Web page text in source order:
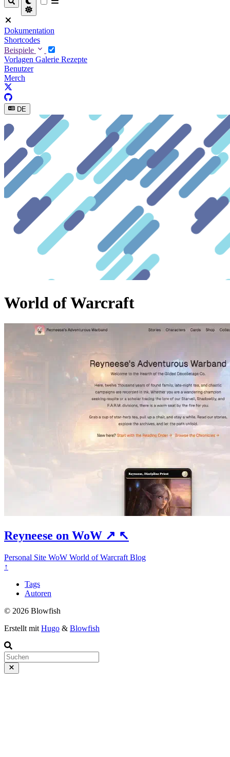
Dokumentation
Shortcodes
Beispiele
Vorlagen Galerie Rezepte
Benutzer
Merch
DE
World of Warcraft
Reyneese on WoW ↗ ↖
Personal Site WoW World of Warcraft Blog
↑
Tags
Autoren
© 2026 Blowfish
Erstellt mit Hugo & Blowfish